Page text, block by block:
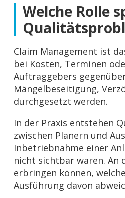
Welche Rolle
Claim Management ist
bei Kosten, Terminen
Auftraggebers
Mängelbeseitigung,
durchgesetzt werden.
In der Praxis entstehen
zwischen Planern und
Inbetriebnahme einer
nicht sichtbar waren. An
erbringen können,
Ausführung davon